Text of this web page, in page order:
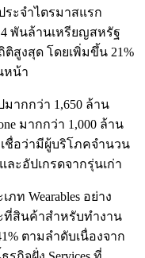
ระจำไตรมาสแรก
พันล้านเหรียญสหรัฐ
สูงสุด โดยเพิ่มขึ้น 21%
หน้า
ากกว่า 1,650 ล้าน
มากกว่า 1,000 ล้าน
เชื่อว่ามีผู้บริโภคจำนวน
ะอัปเกรดจากรุ่นเก่า
ท Wearables อย่าง
ะที่สินค้าสำหรับทำงาน
ตามลำดับเนื่องจาก